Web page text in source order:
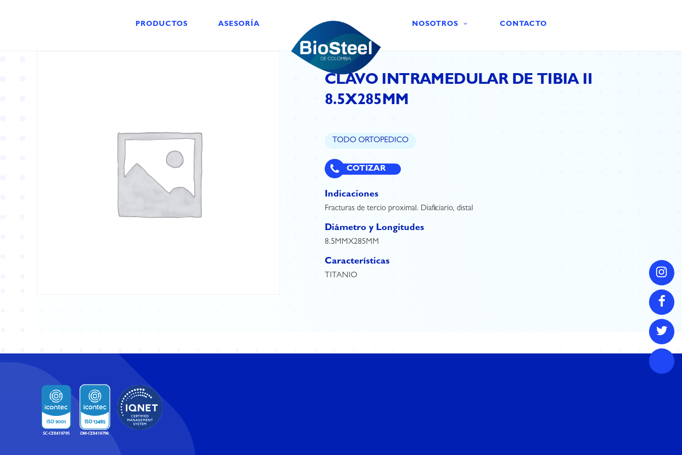
PRODUCTOS ASESORÍA NOSOTROS CONTACTO
CLAVO INTRAMEDULAR DE TIBIA II
8.5X285MM
TODO ORTOPEDICO
COTIZAR
Indicaciones
Fracturas de tercio proximal. Diaficiario, distal
Diámetro y Longitudes
8.5MMX285MM
Características
TITANIO